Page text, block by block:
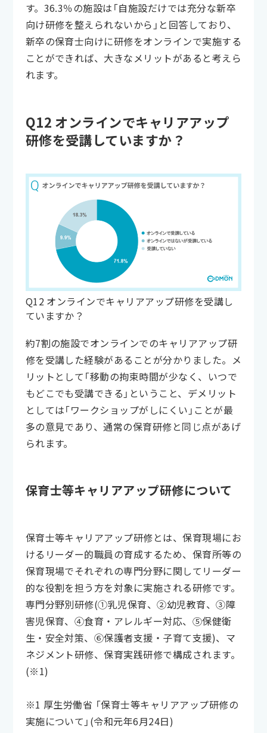
す。36.3％の施設は「自施設だけでは充分な新卒
向け研修を整えられないから」と回答しており、
新卒の保育士向けに研修をオンラインで実施する
ことができれば、大きなメリットがあると考えら
れます。
Q12 オンラインでキャリアアップ
研修を受講していますか？
Q12 オンラインでキャリアアップ研修を受講し
ていますか？
約7割の施設でオンラインでのキャリアアップ研
修を受講した経験があることが分かりました。メ
リットとして「移動の拘束時間が少なく、いつで
もどこでも受講できる」ということ、デメリット
としては「ワークショップがしにくい」ことが最
多の意見であり、通常の保育研修と同じ点があげ
られます。
保育士等キャリアアップ研修について
保育士等キャリアアップ研修とは、保育現場にお
けるリーダー的職員の育成するため、保育所等の
保育現場でそれぞれの専門分野に関してリーダー
的な役割を担う方を対象に実施される研修です。
専門分野別研修(①乳児保育、②幼児教育、③障
害児保育、④食育・アレルギー対応、⑤保健衛
生・安全対策、⑥保護者支援・子育て支援)、マ
ネジメント研修、保育実践研修で構成されます。
(※1)
※1 厚生労働省 「保育士等キャリアアップ研修の
実施について」(令和元年6月24日)